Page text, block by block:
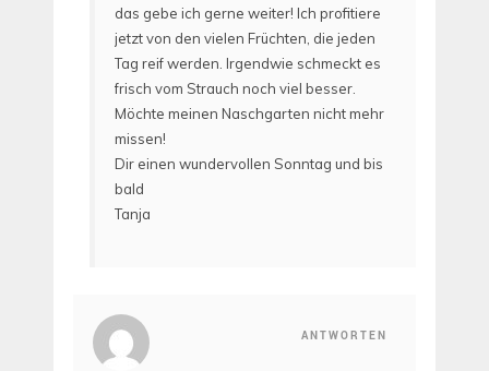
das gebe ich gerne weiter! Ich profitiere
jetzt von den vielen Früchten, die jeden
Tag reif werden. Irgendwie schmeckt es
frisch vom Strauch noch viel besser.
Möchte meinen Naschgarten nicht mehr
missen!
Dir einen wundervollen Sonntag und bis
bald
Tanja
ANTWORTEN